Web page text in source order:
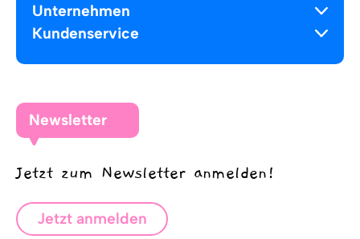
Unternehmen
Kundenservice
Newsletter
Jetzt zum Newsletter anmelden!
Jetzt anmelden